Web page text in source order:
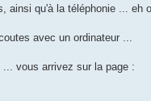
ainsi qu'à la téléphonie ...
avec un ordinateur ...
vous arrivez sur la page :